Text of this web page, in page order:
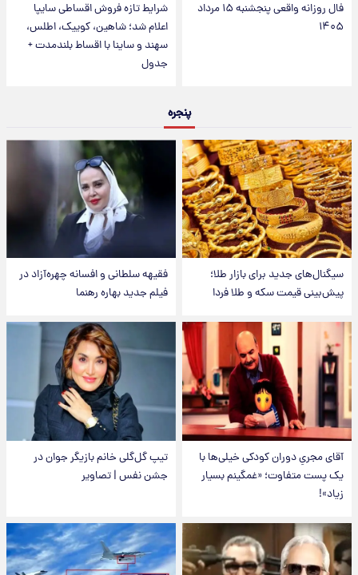
فال روزانه واقعی پنجشنبه ۱۵ مرداد
۱۴۰۵
شرایط تازه فروش اقساطی سایپا
اعلام شد؛ شاهین، کوییک، اطلس،
سهند و ساینا با اقساط بلندمدت +
جدول
پنجره
سیگنال‌های جدید برای بازار طلا؛
پیش‌بینی قیمت سکه و طلا فردا
فقیهه سلطانی و افسانه چهره‌آزاد در
فیلم جدید بهاره رهنما
آقای مجریِ دوران کودکی خیلی‌ها با
یک پست متفاوت؛ «غمگینم بسیار
زیاد»!
تیپ گل‌گلی خانم بازیگر جوان در
جشن نفس | تصاویر